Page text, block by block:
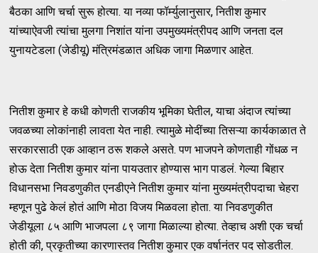
बैठका आणि चर्चा सुरू होत्या. या नव्या फॉर्म्युलानुसार, नितीश कुमार
यांच्याऐवजी त्यांचा मुलगा निशांत यांना उपमुख्यमंत्रीपद आणि जनता दल
युनायटेडला (जेडीयू) मंत्रिमंडळात अधिक जागा मिळणार आहेत.
नितीश कुमार हे कधी कोणती राजकीय भूमिका घेतील, याचा अंदाज त्यांच्या
जवळच्या लोकांनाही लावता येत नाही. त्यामुळे मोदींच्या तिसऱ्या कार्यकाळात ते
सरकारसाठी एक आव्हान ठरू शकले असते. पण भाजपने कोणताही गोंधळ न
होऊ देता नितीश कुमार यांना पायउतार होण्यास भाग पाडलं. गेल्या बिहार
विधानसभा निवडणुकीत एनडीएने नितीश कुमार यांना मुख्यमंत्रीपदाचा चेहरा
म्हणून पुढे केलं होतं आणि मोठा विजय मिळवला होता. या निवडणुकीत
जेडीयूला ८५ आणि भाजपला ८९ जागा मिळाल्या होत्या. तेव्हाच अशी एक चर्चा
होती की, प्रकृतीच्या कारणास्तव नितीश कुमार एक वर्षानंतर पद सोडतील.